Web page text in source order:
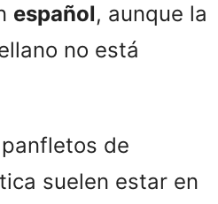
español, aunque la
no está
de
suelen estar en